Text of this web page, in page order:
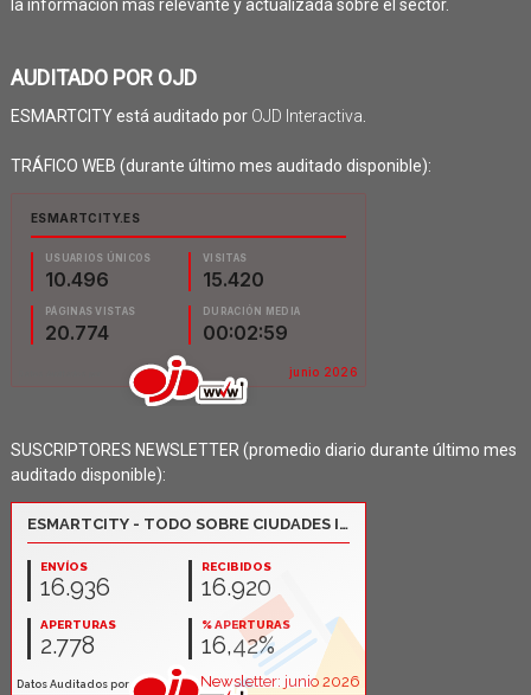
la información más relevante y actualizada sobre el sector.
AUDITADO POR OJD
ESMARTCITY está auditado por OJD Interactiva
TRÁFICO WEB (durante último mes auditado disponible):
SUSCRIPTORES NEWSLETTER (promedio diario durante último mes
auditado disponible):